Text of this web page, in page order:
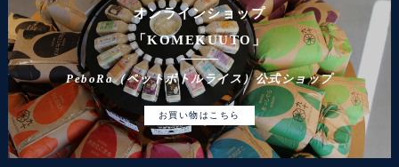
オンラインショップ
「KOMEKUUTO」
PeboRa（ペットボトルライス）公式ショップ
お買い物はこちら